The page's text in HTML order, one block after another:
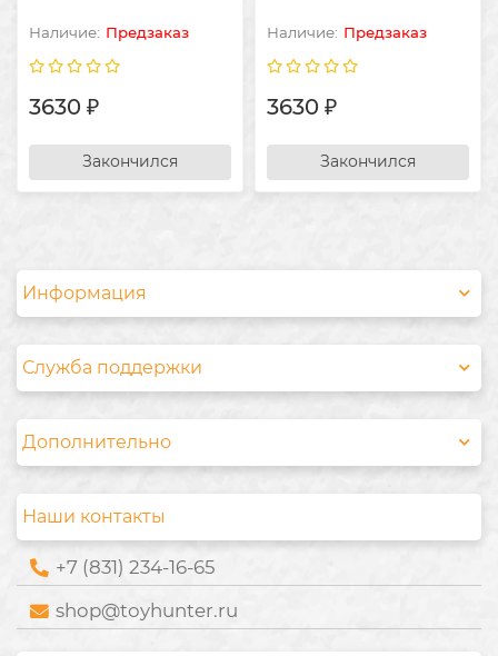
Предзаказ
3630 ₽
Закончился
Предзаказ
3630 ₽
Закончился
Информация
Служба поддержки
Дополнительно
Наши контакты
+7 (831) 234-16-65
shop@toyhunter.ru